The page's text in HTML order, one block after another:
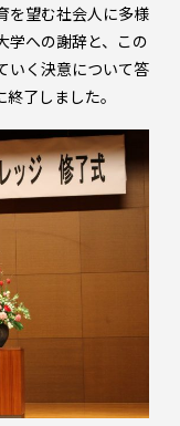
を望む社会人に多様
学への謝辞と、この
いく決意について答
了しました。